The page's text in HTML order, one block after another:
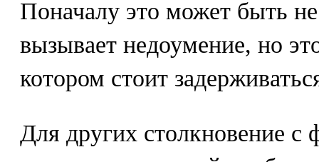
Поначалу это может быть
вызывает недоумение, но
котором стоит
Для других столкновение с